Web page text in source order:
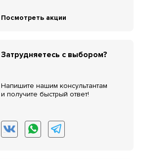
Посмотреть акции
Затрудняетесь с выбором?
Напишите нашим консультантам
и получите быстрый ответ!